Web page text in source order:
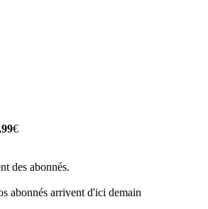
€
des abonnés.
abonnés arrivent d'ici demain